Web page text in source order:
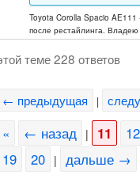
Toyota Corolla Spacio AE111
после рестайлинга.
теме 228 ответов
← предыдущая |
« ← назад | 11 12
19
20 | дальше →